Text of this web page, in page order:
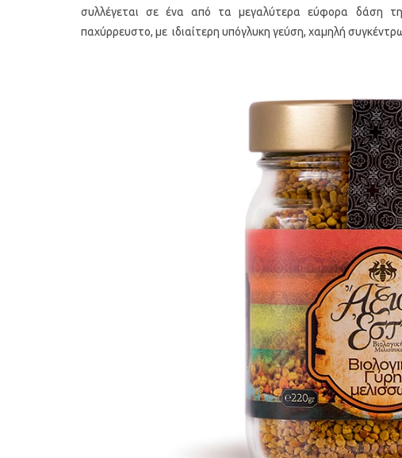
συλλέγεται σε ένα από τα μεγαλύτερα εύφορα δάση
παχύρρευστο, με ιδιαίτερη υπόγλυκη γεύση, χαμηλή